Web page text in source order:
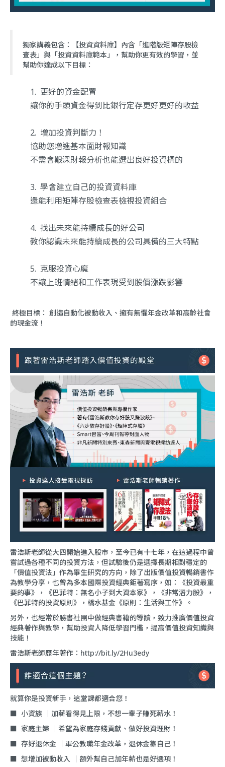
獨家講義包含：【投資資料庫】內含「進階版矩陣存股檢
查表」與「投資資料庫範本」，幫助你更有效的學習，並
幫助你達成以下目標：
更好的資金配置
讓你的手頭資金得到比銀行定存更好更好的收益
增加投資判斷力！
協助您增進基本面財報知識
不需會艱深財報分析也能選出良好投資標的
學會建立自己的投資資料庫
還能利用矩陣存股檢查表檢視投資組合
找出未來能持續成長的好公司
教你認識未來能持續成長的公司具備的三大特點
克服投資心魔
不讓上班情緒和工作表現受到股價漲跌影響
終極目標： 創造自動化被動收入、擁有無懼年金改革和高齡社會
的現金流！
雷浩斯老師從大四開始進入股市，至今已有十七年，在這過程中曾
嘗試過各種不同的投資方法，但試驗後仍是選擇長期相對穩定的
「價值投資法」作為畢生研究的方向，除了出版價值投資暢銷書作
為教學分享，也曾為多本國際投資經典鉅著寫序，如：《投資最重
要的事》，《巴菲特：無名小子到大資本家》，《非常潛力股》，
《巴菲特的投資原則》，橋水基金《原則：生活與工作》。
另外，也經常於臉書社團中做經典書籍的導讀，致力推廣價值投資
經典著作與教學，幫助投資人降低學習門檻，提高價值投資知識與
技能！
雷浩斯老師歷年著作： http://bit.ly/2Hu3edy
就算你是投資新手，這堂課都適合您！
■ 小資族 ｜加薪看得見上限，不想一輩子賺死薪水！
■ 家庭主婦 ｜希望為家庭存錢貢獻、做好投資理財！
■ 存好退休金 ｜軍公教職年金改革，退休金靠自己！
■ 想增加被動收入 ｜額外幫自己加年薪也是好選項！